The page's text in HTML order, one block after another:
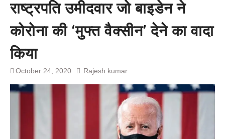
प्रशांत किशोर को नहीं चाहिए बेल,
अनशन जारी रहेगा जेल में भी, नहीं भरेंगे
बेल बॉन्ड
राष्ट्रपति उमीदवार जो बाइडेन ने
कोरोना की ‘मुफ्त वैक्सीन’ देने का वादा
किया
October 24, 2020 Rajesh kumar